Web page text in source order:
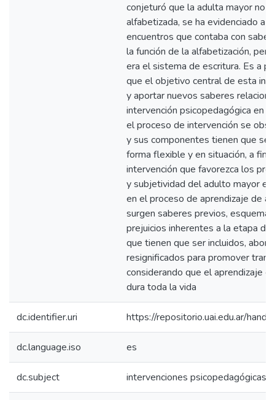
conjeturó que la adulta mayor no
alfabetizada, se ha evidenciado a
encuentros que contaba con
la función de la alfabetización,
era el sistema de escritura. Es a
que el objetivo central de esta
y aportar nuevos saberes
intervención psicopedagógica en
el proceso de intervención se
y sus componentes tienen que
forma flexible y en situación, a fin
intervención que favorezca los
y subjetividad del adulto mayor en
en el proceso de aprendizaje de
surgen saberes previos,
prejuicios inherentes a la etapa
que tienen que ser incluidos,
resignificados para promover
considerando que el aprendizaje
dura toda la vida
dc.identifier.uri https://repositorio.uai.edu.ar/
dc.language.iso es
dc.subject intervenciones psicopedagógicas